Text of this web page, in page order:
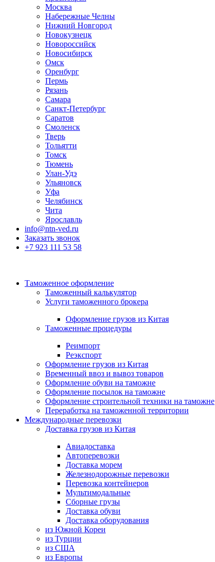
Москва
Набережные Челны
Нижний Новгород
Новокузнецк
Новороссийск
Новосибирск
Омск
Оренбург
Пермь
Рязань
Самара
Санкт-Петербург
Саратов
Смоленск
Тверь
Тольятти
Томск
Тюмень
Улан-Удэ
Ульяновск
Уфа
Челябинск
Чита
Ярославль
info@ntn-ved.ru
Заказать звонок
+7 923 111 53 58
Таможенное оформление
Таможенный калькулятор
Услуги таможенного брокера
Оформление грузов из Китая
Таможенные процедуры
Реимпорт
Реэкспорт
Оформление грузов из Китая
Временный ввоз и вывоз товаров
Оформление обуви на таможне
Оформление посылок на таможне
Оформление строительной техники на таможне
Переработка на таможенной территории
Международные перевозки
Доставка грузов из Китая
Авиадоставка
Автоперевозки
Доставка морем
Железнодорожные перевозки
Перевозка контейнеров
Мультимодальные
Сборные грузы
Доставка обуви
Доставка оборудования
из Южной Кореи
из Турции
из США
из Европы